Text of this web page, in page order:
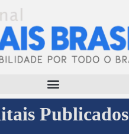
Publicados